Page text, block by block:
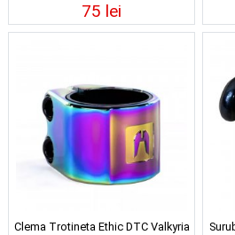
75 lei
Clema Trotineta Ethic DTC Valkyria